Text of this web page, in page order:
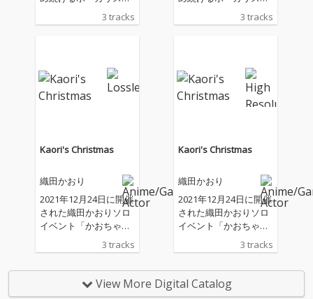
ト・織田かおりが活動
19周年を記念したEP
曲。
3 tracks
ト・織田かおりが活動
19周年を記念したEP
曲。
3 tracks
Kaori's Christmas
織田かおり
2021年12月24日に開催
された織田かおりソロ
イベント「かおちゃん
ねるpresents"かおり
サンタと過ごさNIGH
Dとして制作された作
3 tracks
Kaori's Christmas
織田かおり
2021年12月24日に開催
された織田かおりソロ
イベント「かおちゃん
ねるpresents"かおり
サンタと過ごさNIGH
Dとして制作された作
品です。 織田かおり史
3 tracks
View More Digital Catalog